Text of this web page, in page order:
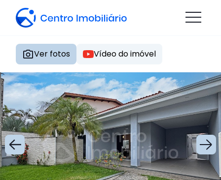
Ver fotos Vídeo do imóvel